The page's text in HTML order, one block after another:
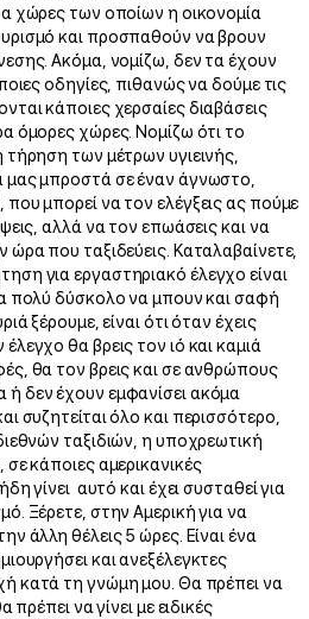
χώρες των οποίων η οικονομία
και προσπαθούν να βρουν
Ακόμα, νομίζω, δεν τα έχουν
οδηγίες, πιθανώς να δούμε τις
κάποιες χερσαίες διαβάσεις
όμορες χώρες. Νομίζω ότι το
των μέτρων υγιεινής,
μας μπροστά σε έναν άγνωστο,
μπορεί να τον ελέγξεις ας πούμε
αλλά να τον επωάσεις και να
ώρα που ταξιδεύεις. Καταλαβαίνετε,
για εργαστηριακό έλεγχο είναι
πολύ δύσκολο να μπουν και σαφή
ξέρουμε, είναι ότι όταν έχεις
θα βρεις τον ιό και καμιά
θα τον βρεις και σε ανθρώπους
δεν έχουν εμφανίσει ακόμα
συζητείται όλο και περισσότερο,
ταξιδιών, η υποχρεωτική
κάποιες αμερικανικές
γίνει αυτό και έχει συσταθεί για
Ξέρετε, στην Αμερική για να
άλλη θέλεις 5 ώρες. Είναι ένα
και ανεξέλεγκτες
κατά τη γνώμη μου. Θα πρέπει να
πρέπει να γίνει με ειδικές